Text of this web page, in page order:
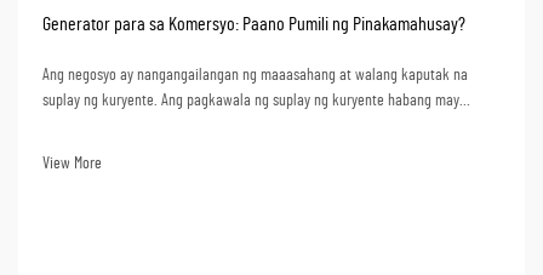
Generator para sa Komersyo: Paano Pumili ng Pinakamahusay?
Ang negosyo ay nangangailangan ng maaasahang at walang kaputak na
suplay ng kuryente. Ang pagkawala ng suplay ng kuryente habang may
View More